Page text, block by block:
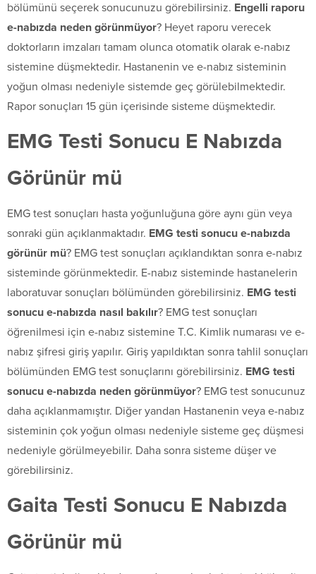
bölümünü seçerek sonucunuzu görebilirsiniz. Engelli raporu
e-nabızda neden görünmüyor? Heyet raporu verecek
doktorların imzaları tamam olunca otomatik olarak e-nabız
sistemine düşmektedir. Hastanenin ve e-nabız sisteminin
yoğun olması nedeniyle sistemde geç görülebilmektedir.
Rapor sonuçları 15 gün içerisinde sisteme düşmektedir.
EMG Testi Sonucu E Nabızda
Görünür mü
EMG test sonuçları hasta yoğunluğuna göre aynı gün veya
sonraki gün açıklanmaktadır. EMG testi sonucu e-nabızda
görünür mü? EMG test sonuçları açıklandıktan sonra e-nabız
sisteminde görünmektedir. E-nabız sisteminde hastanelerin
laboratuvar sonuçları bölümünden görebilirsiniz. EMG testi
sonucu e-nabızda nasıl bakılır? EMG test sonuçları
öğrenilmesi için e-nabız sistemine T.C. Kimlik numarası ve e-
nabız şifresi giriş yapılır. Giriş yapıldıktan sonra tahlil sonuçları
bölümünden EMG test sonuçlarını görebilirsiniz. EMG testi
sonucu e-nabızda neden görünmüyor? EMG test sonucunuz
daha açıklanmamıştır. Diğer yandan Hastanenin veya e-nabız
sisteminin çok yoğun olması nedeniyle sisteme geç düşmesi
nedeniyle görülmeyebilir. Daha sonra sisteme düşer ve
görebilirsiniz.
Gaita Testi Sonucu E Nabızda
Görünür mü